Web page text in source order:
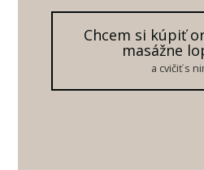
Chcem si kúpiť
masážne
a cvičiť s